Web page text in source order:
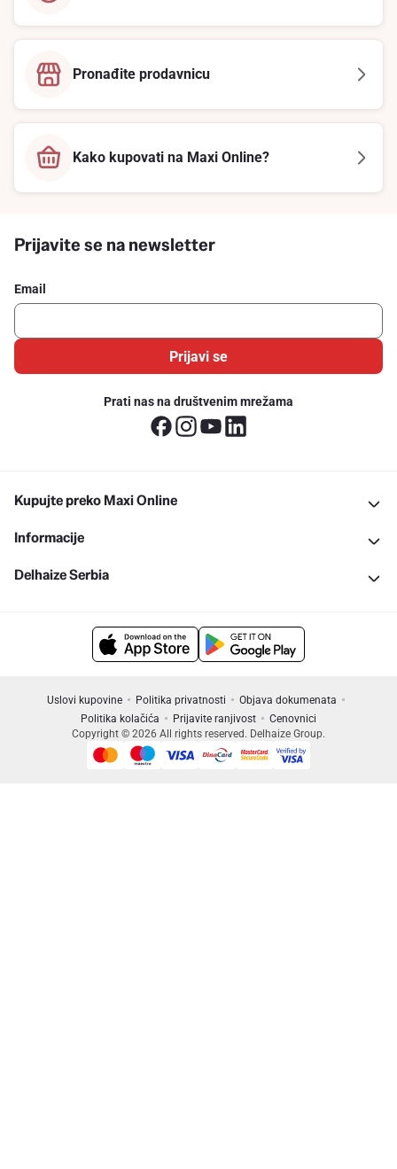
Pronađite prodavnicu
Kako kupovati na Maxi Online?
Prijavite se na newsletter
Email
Prijavi se
Prati nas na društvenim mrežama
Kupujte preko Maxi Online
Informacije
Delhaize Serbia
Uslovi kupovine Politika privatnosti
Objava dokumenata
Politika kolačića
Prijavite ranjivost
Cenovnici
Copyright © 2026 All rights reserved. Delhaize Group.